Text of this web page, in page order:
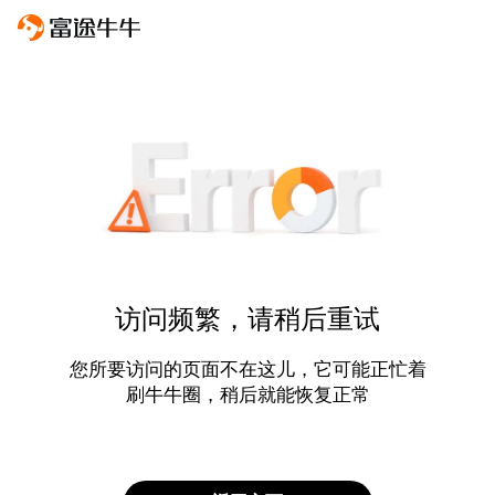
访问频繁，请稍后重试
您所要访问的页面不在这儿，它可能正忙着
刷牛牛圈，稍后就能恢复正常